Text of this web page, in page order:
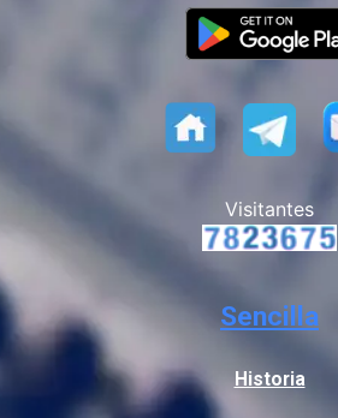
Visitantes
Sencilla
Historia